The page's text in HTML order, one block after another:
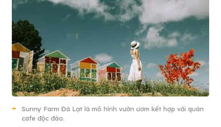
Sunny Farm Đà Lạt là mô hình vườn ươm kết hợp với quán
cafe độc đáo.